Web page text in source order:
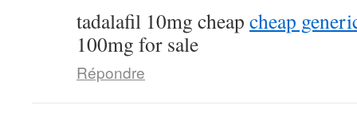
tadalafil 10mg cheap cheap
100mg for sale
Répondre